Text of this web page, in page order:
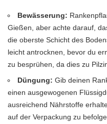
Bewässerung:
Gießen, aber achte darauf,
die oberste Schicht des
leicht antrocknen, bevor du
zu besprühen, da dies zu
Düngung: Gib deinen
einen ausgewogenen
ausreichend Nährstoffe
auf der Verpackung zu